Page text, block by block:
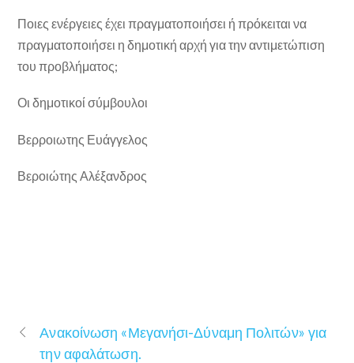
Ποιες ενέργειες έχει πραγματοποιήσει ή πρόκειται να
πραγματοποιήσει η δημοτική αρχή για την αντιμετώπιση
του προβλήματος;
Οι δημοτικοί σύμβουλοι
Βερροιωτης Ευάγγελος
Βεροιώτης Αλέξανδρος
Ανακοίνωση «Μεγανήσι-Δύναμη Πολιτών» για
την αφαλάτωση.